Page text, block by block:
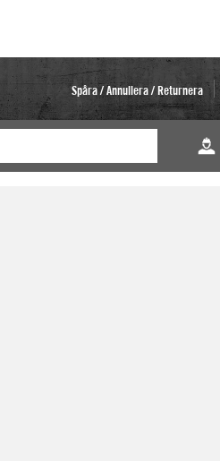
Spåra / Annullera / Returnera